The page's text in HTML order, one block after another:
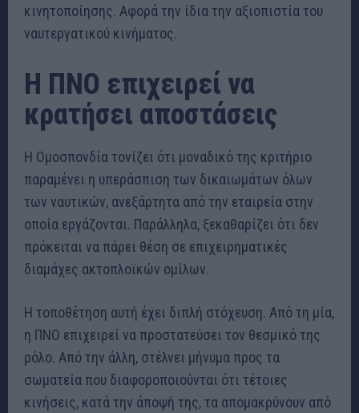
κινητοποίησης. Αφορά την ίδια την αξιοπιστία του
ναυτεργατικού κινήματος.
Η ΠΝΟ επιχειρεί να
κρατήσει αποστάσεις
Η Ομοσπονδία τονίζει ότι μοναδικό της κριτήριο
παραμένει η υπεράσπιση των δικαιωμάτων όλων
των ναυτικών, ανεξάρτητα από την εταιρεία στην
οποία εργάζονται. Παράλληλα, ξεκαθαρίζει ότι δεν
πρόκειται να πάρει θέση σε επιχειρηματικές
διαμάχες ακτοπλοϊκών ομίλων.
Η τοποθέτηση αυτή έχει διπλή στόχευση. Από τη μία,
η ΠΝΟ επιχειρεί να προστατεύσει τον θεσμικό της
ρόλο. Από την άλλη, στέλνει μήνυμα προς τα
σωματεία που διαφοροποιούνται ότι τέτοιες
κινήσεις, κατά την άποψή της, τα απομακρύνουν από